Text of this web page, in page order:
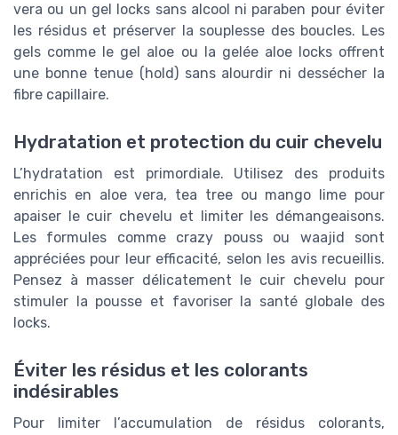
vera ou un gel locks sans alcool ni paraben pour éviter
les résidus et préserver la souplesse des boucles. Les
gels comme le gel aloe ou la gelée aloe locks offrent
une bonne tenue (hold) sans alourdir ni dessécher la
fibre capillaire.
Hydratation et protection du cuir chevelu
L’hydratation est primordiale. Utilisez des produits
enrichis en aloe vera, tea tree ou mango lime pour
apaiser le cuir chevelu et limiter les démangeaisons.
Les formules comme crazy pouss ou waajid sont
appréciées pour leur efficacité, selon les avis recueillis.
Pensez à masser délicatement le cuir chevelu pour
stimuler la pousse et favoriser la santé globale des
locks.
Éviter les résidus et les colorants
indésirables
Pour limiter l’accumulation de résidus colorants,